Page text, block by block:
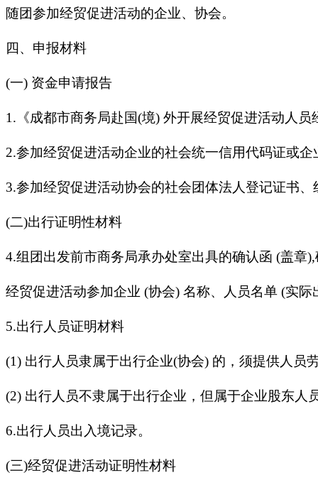
随团参加经贸促进活动的企业、协会。
四、申报材料
(一) 资金申请报告
1.《成都市商务局赴国(境) 外开展经贸促进活动人
2.参加经贸促进活动企业的社会统一信用代码证或
3.参加经贸促进活动协会的社会团体法人登记证书
(二)出行证明性材料
4.组团出发前市商务局承办处室出具的确认函 (盖章
经贸促进活动参加企业 (协会) 名称、人员名单 (实
5.出行人员证明材料
(1) 出行人员隶属于出行企业(协会) 的，须提供人员
(2) 出行人员不隶属于出行企业，但属于企业股东
6.出行人员出入境记录。
(三)经贸促进活动证明性材料